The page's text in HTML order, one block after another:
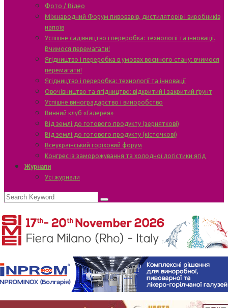
Фото / Відео
Міжнародний Форум пивоварів, дистиляторів і виробників
напоїв
Успішне садівництво і переробка: технології та інновації.
Вчимося перемагати!
Ягідництво і переробка в умовах воєнного стану: вчимося
перемагати!
Ягідництво і переробка: технології та інновації
Овочівництво та ягідництво: відкритий і закритий ґрунт
Успішне виноградарство і виноробство
Винний клуб «Галерея»
Від землі до готового продукту (зерняткові)
Від землі до готового продукту (кісточкові)
Всеукраїнський горіховий форум
Конгрес із заморожування та холодної логістики ягід
Журнали
Усі журнали